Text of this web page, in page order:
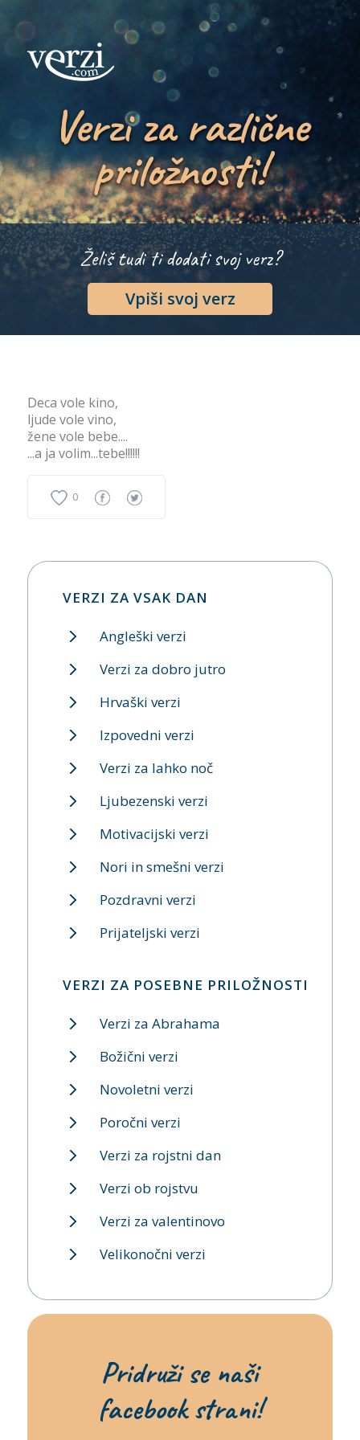
Verzi za različne
priložnosti!
Želiš tudi ti dodati svoj verz?
Vpiši svoj verz
Deca vole kino,
ljude vole vino,
žene vole bebe....
...a ja volim...tebe!!!!!!
0
VERZI ZA VSAK DAN
Angleški verzi
Verzi za dobro jutro
Hrvaški verzi
Izpovedni verzi
Verzi za lahko noč
Ljubezenski verzi
Motivacijski verzi
Nori in smešni verzi
Pozdravni verzi
Prijateljski verzi
VERZI ZA POSEBNE PRILOŽNOSTI
Verzi za Abrahama
Božični verzi
Novoletni verzi
Poročni verzi
Verzi za rojstni dan
Verzi ob rojstvu
Verzi za valentinovo
Velikonočni verzi
Pridruži se naši
facebook strani!